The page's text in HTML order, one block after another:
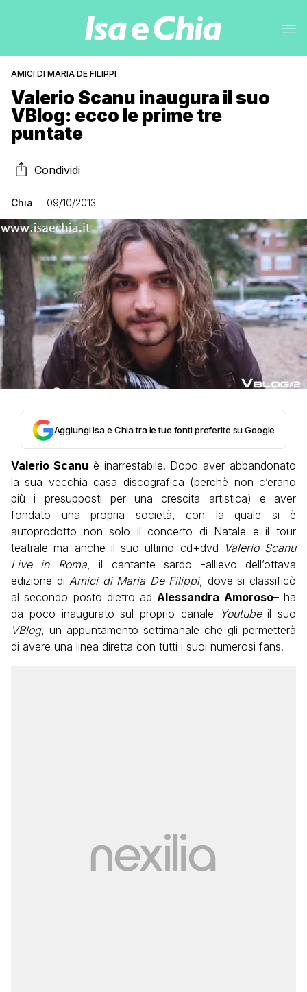
AMICI DI MARIA DE FILIPPI
Valerio Scanu inaugura il suo
VBlog: ecco le prime tre
puntate
Condividi
Chia 09/10/2013
Aggiungi Isa e Chia tra le tue fonti preferite su Google
Valerio Scanu è inarrestabile. Dopo aver abbandonato
la sua vecchia casa discografica (perchè non c’erano
più i presupposti per una crescita artistica) e aver
fondato una propria società, con la quale si è
autoprodotto non solo il concerto di Natale e il tour
teatrale ma anche il suo ultimo cd+dvd Valerio Scanu
Live in Roma, il cantante sardo -allievo dell’ottava
edizione di Amici di Maria De Filippi, dove si classificò
al secondo posto dietro ad Alessandra Amoroso– ha
da poco inaugurato sul proprio canale
Youtubeil suo
VBlog, un appuntamento settimanale che gli permetterà
di avere una linea diretta con tutti i suoi numerosi fans.